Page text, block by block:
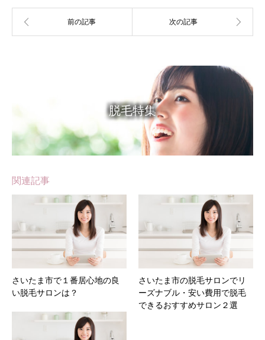
脱毛特集
関連記事
さいたま市で１番居心地の良
い脱毛サロンは？
さいたま市の脱毛サロンでリ
ーズナブル・安い費用で脱毛
できるおすすめサロン２選